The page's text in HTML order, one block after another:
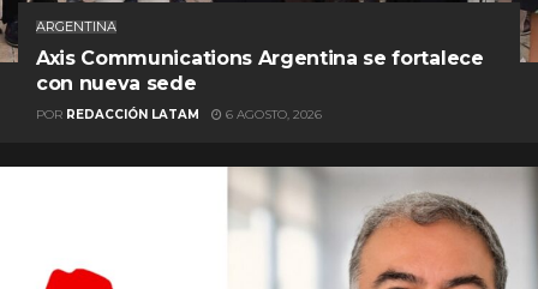
ARGENTINA
Axis Communications Argentina se fortalece
con nueva sede
POR REDACCIÓN LATAM 6 AGOSTO, 2026